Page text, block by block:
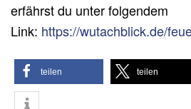
erfährst du unter folgendem
Link: https://wutachblick.de/
teilen teilen